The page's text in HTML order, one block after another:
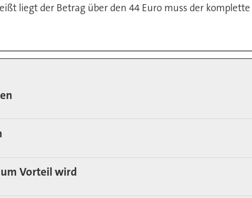
liegt der Betrag über den 44 Euro muss der
Vorteil wird